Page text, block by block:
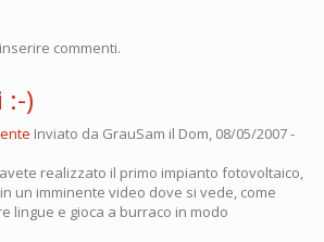
commenti.
:-)
Inviato da GrauSam il Dom, 08/05/2007 -
realizzato il primo impianto fotovoltaico,
in un imminente video dove si vede, come
lingue e gioca a burraco in modo